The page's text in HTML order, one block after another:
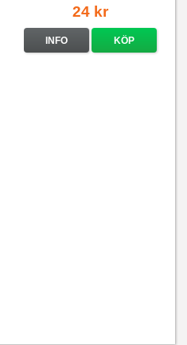
24 kr
INFO KÖP